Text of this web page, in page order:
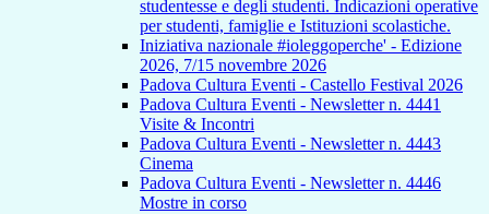
studentesse e degli studenti. Indicazioni operative
per studenti, famiglie e Istituzioni scolastiche.
Iniziativa nazionale #ioleggoperche' - Edizione
2026, 7/15 novembre 2026
Padova Cultura Eventi - Castello Festival 2026
Padova Cultura Eventi - Newsletter n. 4441
Visite & Incontri
Padova Cultura Eventi - Newsletter n. 4443
Cinema
Padova Cultura Eventi - Newsletter n. 4446
Mostre in corso